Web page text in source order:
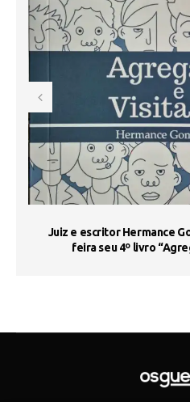
Juiz e escritor Hermance
feira seu 4º livro